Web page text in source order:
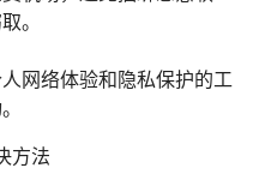
。
网络体验和隐私保护的工
方法